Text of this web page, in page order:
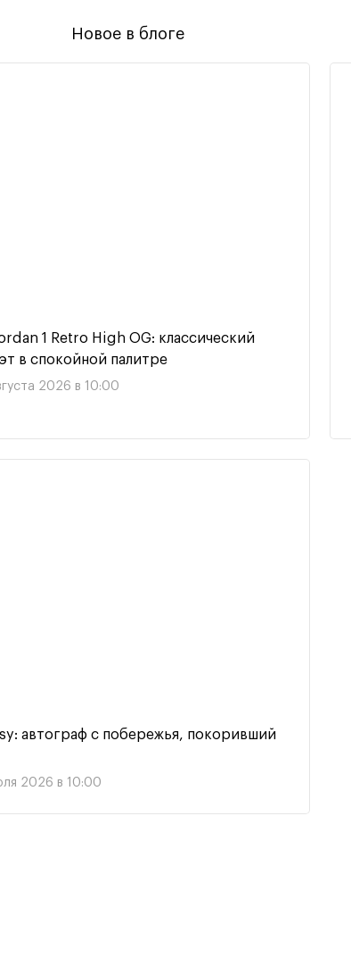
Новое в блоге
1 Retro High OG: классический
в спокойной палитре
2026 в 10:00
автограф с побережья, покоривший
2026 в 10:00